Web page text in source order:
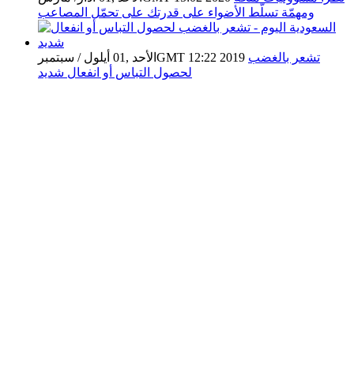
ومهمّة تسلّط الأضواء على قدرتك على تحمّل المصاعب
الأحد ,01 أيلول / سبتمبرGMT 12:22 2019 تشعر بالغضب
لحصول التباس أو انفعال شديد